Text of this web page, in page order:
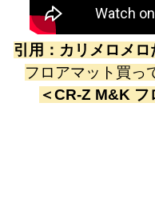
引用： カリメロメ
フロアマット買っ
＜CR-Z M&K フ